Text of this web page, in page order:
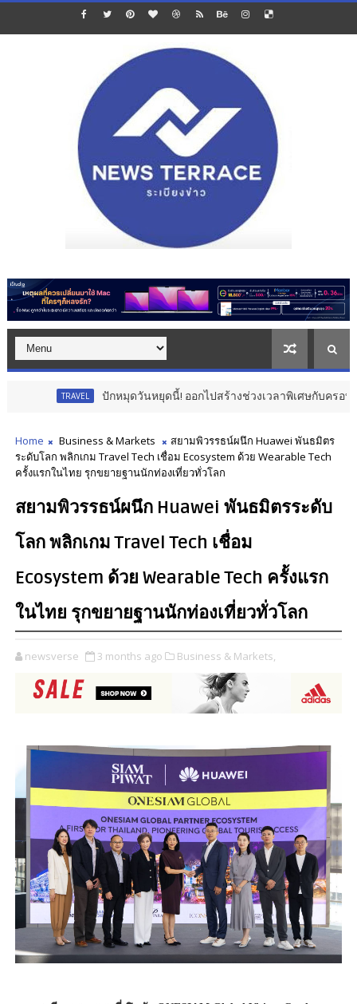
ปักหมุดวันหยุดนี้! ออกไปสร้างช่วงเวลาพิเศษกับครอบครัว สร้างค
Home Business & Markets
สยามพิวรรธน์ผนึก Huawei พันธมิตร
ระดับโลก พลิกเกม Travel Tech เชื่อม Ecosystem ด้วย Wearable Tech
ครั้งแรกในไทย รุกขยายฐานนักท่องเที่ยวทั่วโลก
สยามพิวรรธน์ผนึก Huawei พันธมิตรระดับ
โลก พลิกเกม Travel Tech เชื่อม
Ecosystem ด้วย Wearable Tech ครั้งแรก
ในไทย รุกขยายฐานนักท่องเที่ยวทั่วโลก
newsverse 3 months ago Business & Markets,